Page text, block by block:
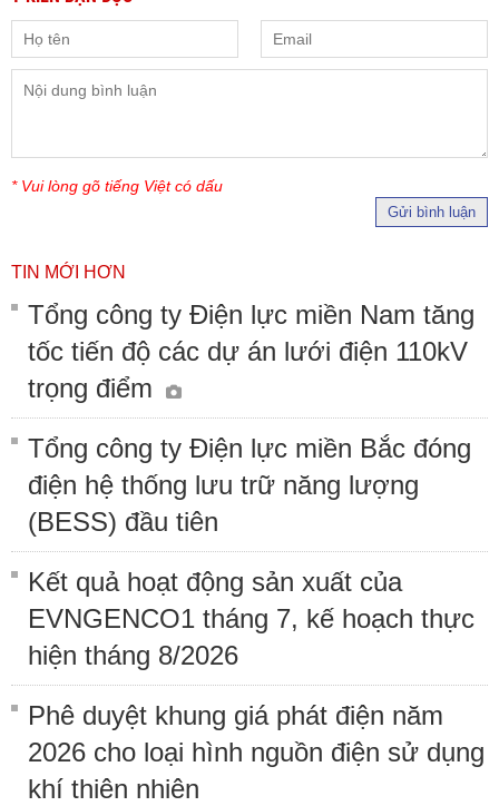
* Vui lòng gõ tiếng Việt có dấu
Gửi bình luận
TIN MỚI HƠN
Tổng công ty Điện lực miền Nam tăng
tốc tiến độ các dự án lưới điện 110kV
trọng điểm
Tổng công ty Điện lực miền Bắc đóng
điện hệ thống lưu trữ năng lượng
(BESS) đầu tiên
Kết quả hoạt động sản xuất của
EVNGENCO1 tháng 7, kế hoạch thực
hiện tháng 8/2026
Phê duyệt khung giá phát điện năm
2026 cho loại hình nguồn điện sử dụng
khí thiên nhiên